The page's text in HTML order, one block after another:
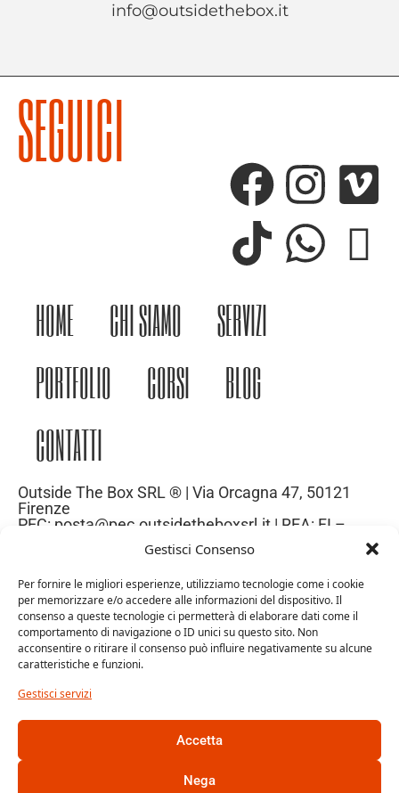
Gestisci Consenso
Per fornire le migliori esperienze, utilizziamo tecnologie come i cookie
per memorizzare e/o accedere alle informazioni del dispositivo. Il
consenso a queste tecnologie ci permetterà di elaborare dati come il
comportamento di navigazione o ID unici su questo sito. Non
acconsentire o ritirare il consenso può influire negativamente su alcune
caratteristiche e funzioni.
Gestisci servizi
Accetta
Nega
info@outsidethebox.it
HOME CHI SIAMO
SERVIZI
PORTFOLIO
CORSI
BLOG
CONTATTI
Outside The Box SRL ® | Via Orcagna 47, 50121
Firenze
PEC: posta@pec.outsidetheboxsrl.it | REA: FI –
669971| P.IVA: 06969740486
Capitale Sociale: 10.000€
SEGUICI
Trattamento dei dati personali